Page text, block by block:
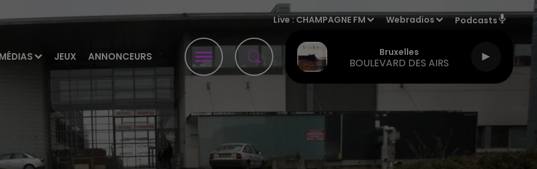
MÉDIAS JEUX ANNONCEURS
Live : CHAMPAGNE FM Webradios Podcasts
Bruxelles
BOULEVARD DES AIRS